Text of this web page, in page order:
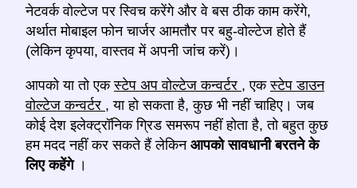
नेटवर्क वोल्टेज पर स्विच करेंगे और वे बस ठीक काम करेंगे,
अर्थात मोबाइल फोन चार्जर आमतौर पर बहु-वोल्टेज होते हैं
(लेकिन कृपया, वास्तव में अपनी जांच करें)।
आपको या तो एकस्टेप अप वोल्टेज कन्वर्टर , एकस्टेप डाउन
वोल्टेज कन्वर्टर , या हो सकता है, कुछ भी नहीं चाहिए। जब
कोई देश इलेक्ट्रॉनिक ग्रिड समरूप नहीं होता है, तो बहुत कुछ
हम मदद नहीं कर सकते हैं लेकिन आपको सावधानी बरतने के
लिए कहेंगे ।